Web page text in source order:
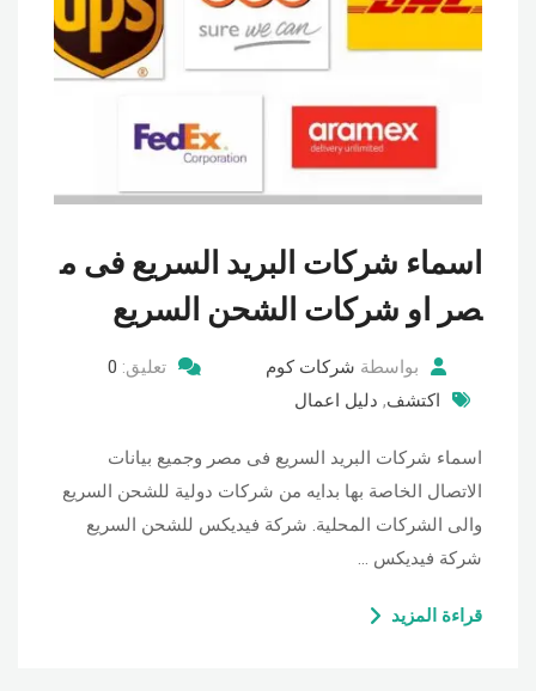
اسماء شركات البريد السريع فى م
صر او شركات الشحن السريع
بواسطة شركات كوم تعليق: 0
اكتشف, دليل اعمال
اسماء شركات البريد السريع فى مصر وجميع بيانات
الاتصال الخاصة بها بدايه من شركات دولية للشحن السريع
والى الشركات المحلية. شركة فيديكس للشحن السريع
شركة فيديكس …
قراءة المزيد